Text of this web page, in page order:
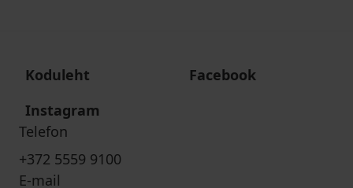
Koduleht
Facebook
Instagram
Telefon
+372 5559 9100
E-mail